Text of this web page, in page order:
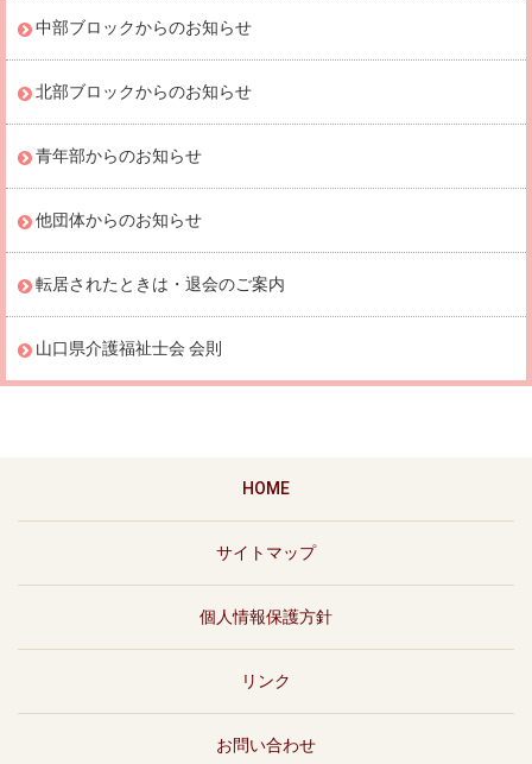
中部ブロックからのお知らせ
北部ブロックからのお知らせ
青年部からのお知らせ
他団体からのお知らせ
転居されたときは・退会のご案内
山口県介護福祉士会 会則
HOME
サイトマップ
個人情報保護方針
リンク
お問い合わせ